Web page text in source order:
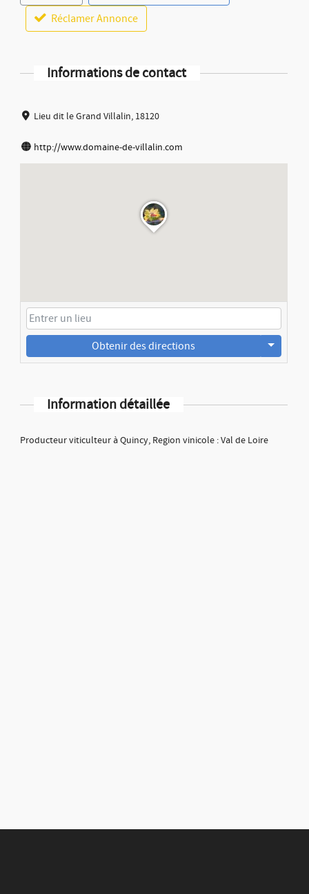
Réclamer Annonce
Informations de contact
Lieu dit le Grand Villalin, 18120
http://www.domaine-de-villalin.com
Obtenir des directions
Information détaillée
Producteur viticulteur à Quincy, Region vinicole : Val de Loire